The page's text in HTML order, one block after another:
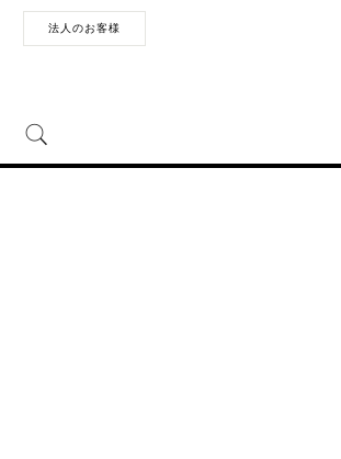
法人のお客様